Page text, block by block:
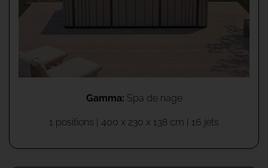
Gamma: Spa de nage
1 positions | 400 x 230 x 138 cm | 16 jets